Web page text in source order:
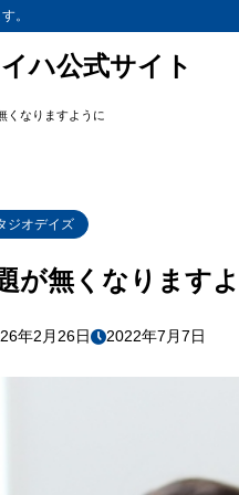
。
ハ公式サイト
くなりますように
ジオデイズ
が無くなります
年2月26日 2022年7月7日